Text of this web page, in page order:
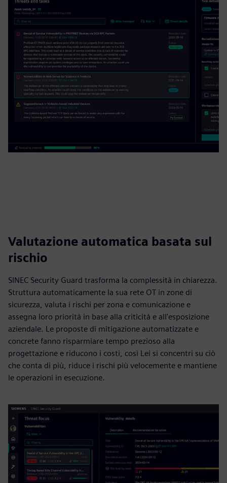
Valutazione automatica basata sul
rischio
SINEC Security Guard trasforma la complessità in chiarezza.
Struttura automaticamente la sua rete OT in zone di
sicurezza, valuta i rischi per zona e comunicazione e
assegna loro priorità in base alla criticità e all'esposizione
aziendale. Le proposte di mitigazione automatizzate e
concrete fanno risparmiare tempo prezioso alla
progettazione e riducono i costi, così Lei si concentri su ciò
che conta di più, riduce i rischi più velocemente e mantiene
le operazioni in esecuzione.